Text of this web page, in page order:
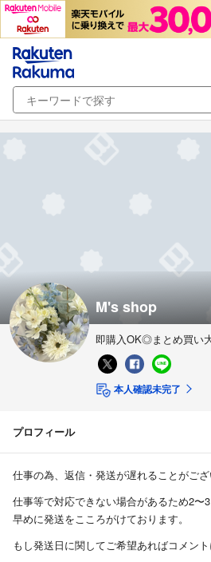
M's shop
即購入OK◎まとめ買い
本人確認未完了
プロフィール
仕事の為、返信・発送が遅れることがござ
仕事等で対応できない場合があるため2〜3
早めに発送をこころがけております。
もし発送日に関してご希望あればコメント